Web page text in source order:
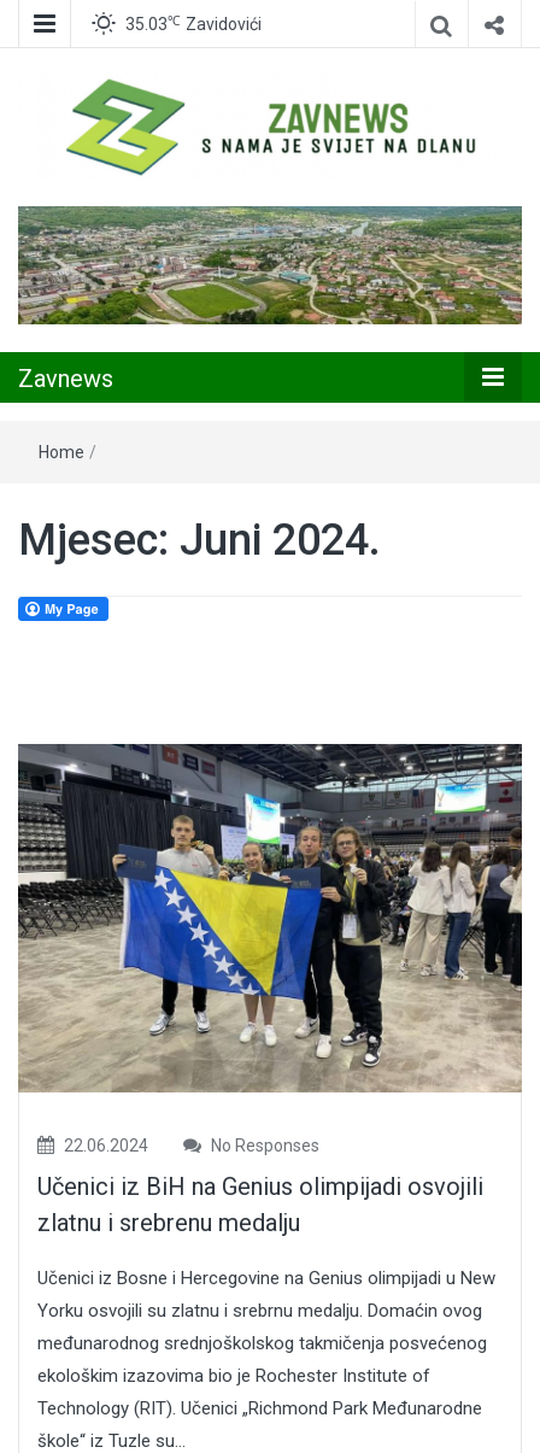
35.03℃ Zavidovići
Zavnews
Zavnews
Home /
Mjesec: Juni 2024.
22.06.2024 No Responses
Učenici iz BiH na Genius olimpijadi osvojili
zlatnu i srebrenu medalju
Učenici iz Bosne i Hercegovine na Genius olimpijadi u New
Yorku osvojili su zlatnu i srebrnu medalju. Domaćin ovog
međunarodnog srednjoškolskog takmičenja posvećenog
ekološkim izazovima bio je Rochester Institute of
Technology (RIT). Učenici „Richmond Park Međunarodne
škole“ iz Tuzle su...